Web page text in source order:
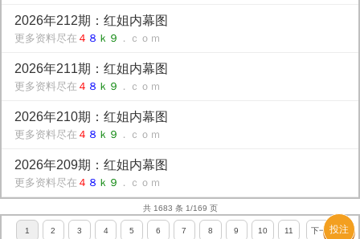
投注
2026年212期：红姐内幕图
更多资料尽在 ４ ８ ｋ９ ．ｃｏｍ
2026年211期：红姐内幕图
更多资料尽在 ４ ８ ｋ９ ．ｃｏｍ
2026年210期：红姐内幕图
更多资料尽在 ４ ８ ｋ９ ．ｃｏｍ
2026年209期：红姐内幕图
更多资料尽在 ４ ８ ｋ９ ．ｃｏｍ
共 1683 条 1/169 页
1 2 3 4 5 6 7 8 9 10 11 下一页